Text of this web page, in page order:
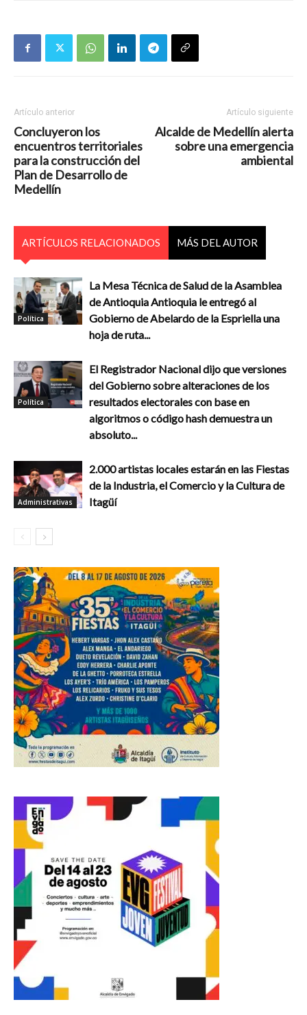
Artículo anterior
Concluyeron los
encuentros territoriales
para la construcción del
Plan de Desarrollo de
Medellín
Artículo siguiente
Alcalde de Medellín alerta
sobre una emergencia
ambiental
ARTÍCULOS RELACIONADOS MÁS DEL AUTOR
Política
La Mesa Técnica de Salud de la Asamblea
de Antioquia Antioquia le entregó al
Gobierno de Abelardo de la Espriella una
hoja de ruta...
Política
El Registrador Nacional dijo que versiones
del Gobierno sobre alteraciones de los
resultados electorales con base en
algoritmos o código hash demuestra un
absoluto...
Administrativas
2.000 artistas locales estarán en las Fiestas
de la Industria, el Comercio y la Cultura de
Itagüí